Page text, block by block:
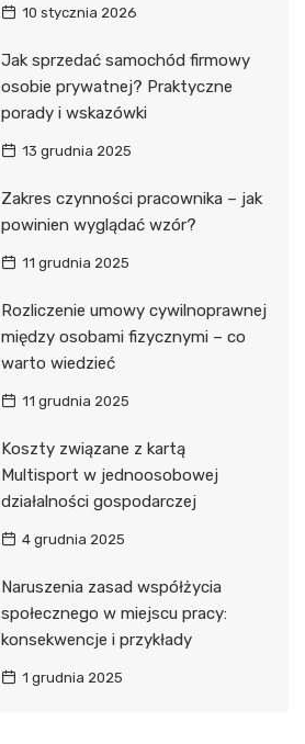
10 stycznia 2026
Jak sprzedać samochód firmowy
osobie prywatnej? Praktyczne
porady i wskazówki
13 grudnia 2025
Zakres czynności pracownika – jak
powinien wyglądać wzór?
11 grudnia 2025
Rozliczenie umowy cywilnoprawnej
między osobami fizycznymi – co
warto wiedzieć
11 grudnia 2025
Koszty związane z kartą
Multisport w jednoosobowej
działalności gospodarczej
4 grudnia 2025
Naruszenia zasad współżycia
społecznego w miejscu pracy:
konsekwencje i przykłady
1 grudnia 2025